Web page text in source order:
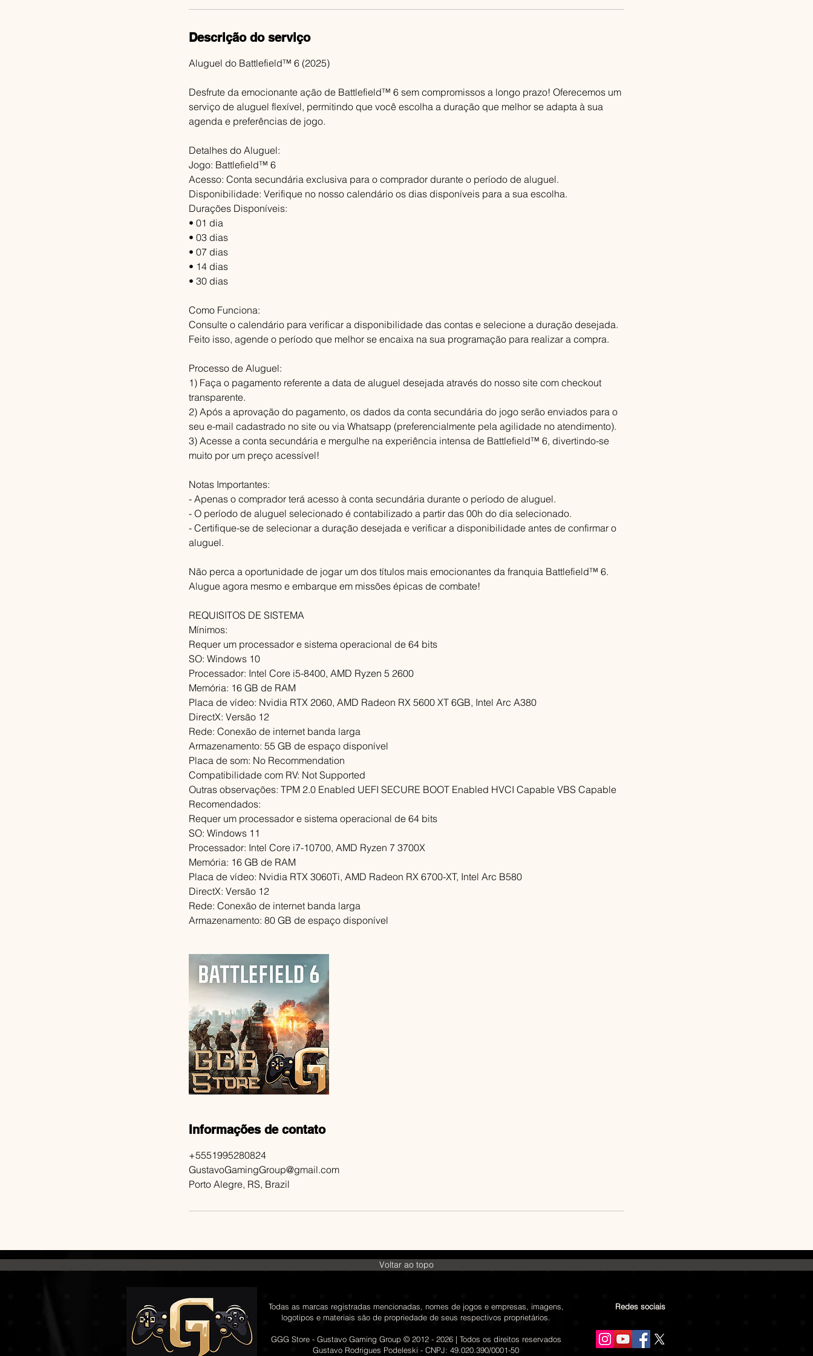
Descrição do serviço
Aluguel do Battlefield™ 6 (2025)
Desfrute da emocionante ação de Battlefield™ 6 sem compromissos a longo prazo! Oferecemos um
serviço de aluguel flexível, permitindo que você escolha a duração que melhor se adapta à sua
agenda e preferências de jogo.
Detalhes do Aluguel:
Jogo: Battlefield™ 6
Acesso: Conta secundária exclusiva para o comprador durante o período de aluguel.
Disponibilidade: Verifique no nosso calendário os dias disponíveis para a sua escolha.
Durações Disponíveis:
• 01 dia
• 03 dias
• 07 dias
• 14 dias
• 30 dias
Como Funciona:
Consulte o calendário para verificar a disponibilidade das contas e selecione a duração desejada.
Feito isso, agende o período que melhor se encaixa na sua programação para realizar a compra.
Processo de Aluguel:
1) Faça o pagamento referente a data de aluguel desejada através do nosso site com checkout
transparente.
2) Após a aprovação do pagamento, os dados da conta secundária do jogo serão enviados para o
seu e-mail cadastrado no site ou via Whatsapp (preferencialmente pela agilidade no atendimento).
3) Acesse a conta secundária e mergulhe na experiência intensa de Battlefield™ 6, divertindo-se
muito por um preço acessível!
Notas Importantes:
- Apenas o comprador terá acesso à conta secundária durante o período de aluguel.
- O período de aluguel selecionado é contabilizado a partir das 00h do dia selecionado.
- Certifique-se de selecionar a duração desejada e verificar a disponibilidade antes de confirmar o
aluguel.
Não perca a oportunidade de jogar um dos títulos mais emocionantes da franquia Battlefield™ 6.
Alugue agora mesmo e embarque em missões épicas de combate!
REQUISITOS DE SISTEMA
Mínimos:
Requer um processador e sistema operacional de 64 bits
SO: Windows 10
Processador: Intel Core i5-8400, AMD Ryzen 5 2600
Memória: 16 GB de RAM
Placa de vídeo: Nvidia RTX 2060, AMD Radeon RX 5600 XT 6GB, Intel Arc A380
DirectX: Versão 12
Rede: Conexão de internet banda larga
Armazenamento: 55 GB de espaço disponível
Placa de som: No Recommendation
Compatibilidade com RV: Not Supported
Outras observações: TPM 2.0 Enabled UEFI SECURE BOOT Enabled HVCI Capable VBS Capable
Recomendados:
Requer um processador e sistema operacional de 64 bits
SO: Windows 11
Processador: Intel Core i7-10700, AMD Ryzen 7 3700X
Memória: 16 GB de RAM
Placa de vídeo: Nvidia RTX 3060Ti, AMD Radeon RX 6700-XT, Intel Arc B580
DirectX: Versão 12
Rede: Conexão de internet banda larga
Informações de contato
+5551995280824
GustavoGamingGroup@gmail.com
Porto Alegre, RS, Brazil
Voltar ao topo
Todas as marcas registradas mencionadas, nomes de jogos e empresas, imagens,
logotipos e materiais são de propriedade de seus respectivos proprietários.
GGG Store - Gustavo Gaming Group © 2012 - 2026 | Todos os direitos reservados
Gustavo Rodrigues Podeleski - CNPJ: 49.020.390/0001-50
Redes sociais